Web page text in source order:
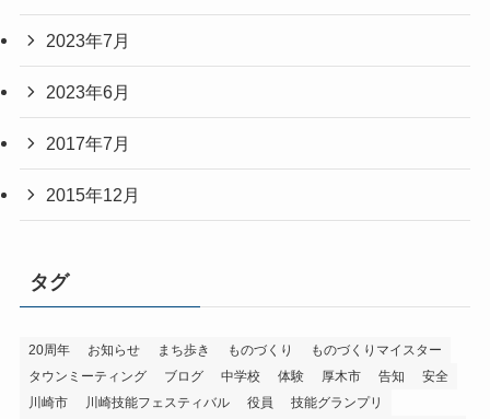
2023年7月
2023年6月
2017年7月
2015年12月
タグ
20周年 お知らせ まち歩き ものづくり
ものづくりマイスター
タウンミーティング
ブログ 中学校 体験 厚木市 告知
安全
川崎市
川崎技能フェスティバル 役員
技能グランプリ